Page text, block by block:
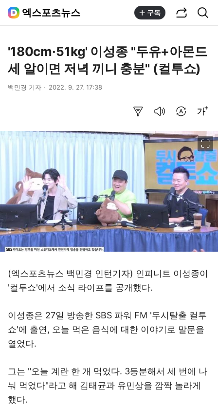
엑스포츠뉴스 구독
'180cm·51kg' 이성종 "두유+아몬드
세 알이면 저녁 끼니 충분" (컬투쇼)
백민경 기자 2022. 9. 27. 17:38
(엑스포츠뉴스 백민경 인턴기자) 인피니트 이성종이
'컬투쇼'에서 소식 라이프를 공개했다.
이성종은 27일 방송한 SBS 파워 FM '두시탈출 컬투
쇼'에 출연, 오늘 먹은 음식에 대한 이야기로 말문을
열었다.
그는 "오늘 계란 한 개 먹었다. 3등분해서 세 번에 나
눠 먹었다"라고 해 김태균과 유민상을 깜짝 놀라게
했다.